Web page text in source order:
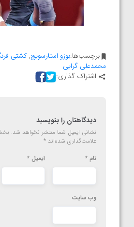
برچسب‌ها:بوزو استارسویچ,کشتی
محمدعلی گرایی
اشتراک گذاری:
دیدگاهتان را بنویسید
نشانی ایمیل شما منتشر نخواهد شد.
علامت‌گذاری شده‌اند *
نام * ایمیل *
وب‌ سایت